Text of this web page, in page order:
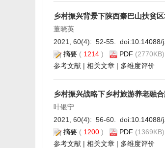
乡村振兴背景下陕西秦巴山扶贫
董晓英
2021, 60(4): 52-55. doi:10.14088/
摘要 ( 1214 ) PDF
参考文献 | 相关文章 | 多维度评价
乡村振兴战略下乡村旅游养老融
叶银宁
2021, 60(4): 56-60. doi:10.14088/
摘要 ( 1200 ) PDF
参考文献 | 相关文章 | 多维度评价